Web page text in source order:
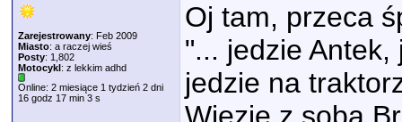
Zarejestrowany: Feb 2009
Miasto: a raczej wieś
Posty: 1,802
Motocykl: z lekkim adhd
Online: 2 miesiące 1 tydzień 2 dni
16 godz 17 min 3 s
Oj tam, przeca
"... jedzie Antek,
jedzie na